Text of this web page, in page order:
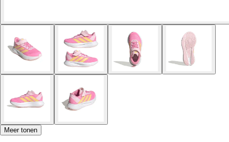
Meer tonen